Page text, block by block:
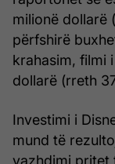
milionë dollarë
përfshirë
krahasim, filmi
dollarë (rreth
Investimi i
mund të